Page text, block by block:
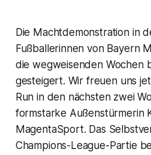
Die Machtdemonstration in
Fußballerinnen von Bayern
die wegweisenden Wochen
gesteigert. Wir freuen uns
Run in den nächsten zwei
formstarke Außenstürmerin
MagentaSport. Das
Champions-League-Partie